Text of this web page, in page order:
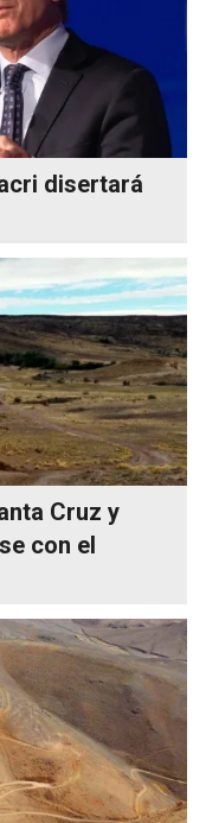
disertará
Cruz y
con el